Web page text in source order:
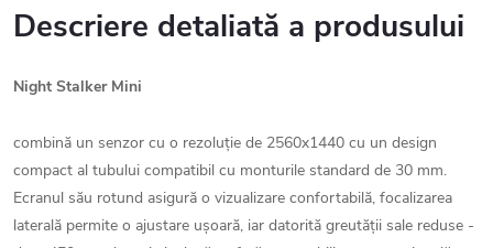
Descriere detaliată a produsului
Night Stalker Mini
combină un senzor cu o rezoluție de 2560x1440 cu un design
compact al tubului compatibil cu monturile standard de 30 mm.
Ecranul său rotund asigură o vizualizare confortabilă, focalizarea
laterală permite o ajustare ușoară, iar datorită greutății sale reduse -